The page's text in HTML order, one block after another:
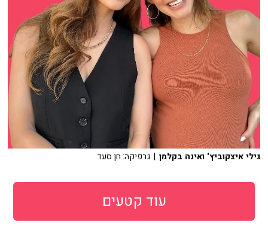
גילי איצקוביץ' ואינה בקלמן | גרפיקה: חן סעד
עוד קטעים